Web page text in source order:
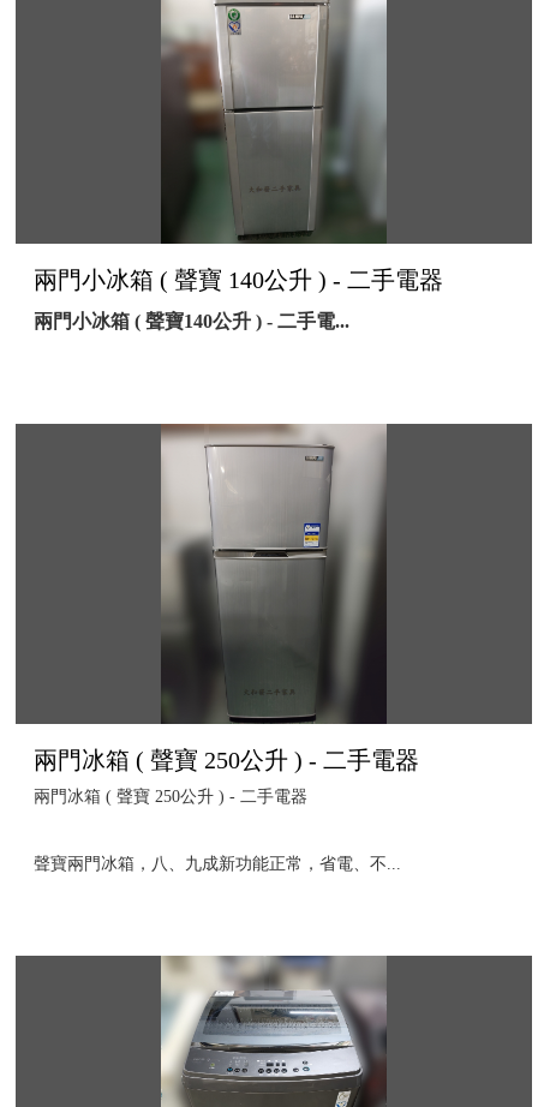
兩門小冰箱 ( 聲寶 140公升 ) - 二手電器
兩門小冰箱 ( 聲寶140公升 ) - 二手電...
兩門冰箱 ( 聲寶 250公升 ) - 二手電器
兩門冰箱 ( 聲寶 250公升 ) - 二手電器
聲寶兩門冰箱，八、九成新功能正常，省電、不...